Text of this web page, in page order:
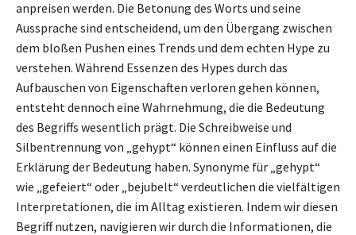
anpreisen werden. Die Betonung des Worts und seine
Aussprache sind entscheidend, um den Übergang zwischen
dem bloßen Pushen eines Trends und dem echten Hype zu
verstehen. Während Essenzen des Hypes durch das
Aufbauschen von Eigenschaften verloren gehen können,
entsteht dennoch eine Wahrnehmung, die die Bedeutung
des Begriffs wesentlich prägt. Die Schreibweise und
Silbentrennung von „gehypt“ können einen Einfluss auf die
Erklärung der Bedeutung haben. Synonyme für „gehypt“
wie „gefeiert“ oder „bejubelt“ verdeutlichen die vielfältigen
Interpretationen, die im Alltag existieren. Indem wir diesen
Begriff nutzen, navigieren wir durch die Informationen, die